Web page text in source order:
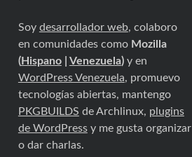
Soy desarrollador web, colaboro
en comunidades como Mozilla
(Hispano| Venezuela)y en
WordPress Venezuela, promuevo
tecnologías abiertas, mantengo
PKGBUILDS de Archlinux, plugins
de WordPressy me gusta organizar
o dar charlas.